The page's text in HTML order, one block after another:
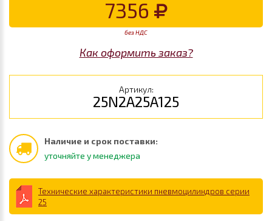
7356
без НДС
Как оформить заказ?
Артикул:
25N2A25A125
Наличие и срок поставки:
уточняйте у менеджера
Технические характеристики пневмоцилиндров серии
25